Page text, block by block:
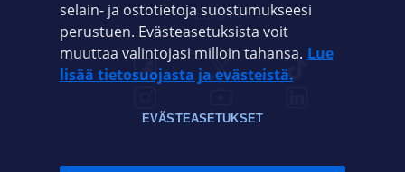
ELISA.FI
selain- ja ostotietoja suostumukseesi
perustuen. Evästeasetuksista voit
muuttaa valintojasi milloin tahansa. Lue
lisää tietosuojasta ja evästeistä.
EVÄSTEASETUKSET